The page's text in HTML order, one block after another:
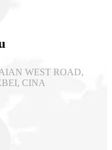
WEST ROAD,
CINA